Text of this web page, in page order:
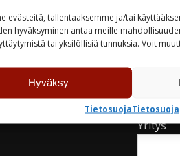
evästeitä, tallentaaksemme ja/tai
hyväksyminen antaa meille
tai yksilöllisiä tunnuksia. Voit
Hyväksy
TietosuojaTietosuoja
Yritys